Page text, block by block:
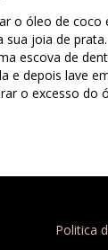
o óleo de coco
sua joia de
escova de
e depois lave
o excesso do
Politica